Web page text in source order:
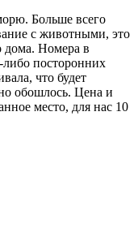
Больше всего
с животными, это
дома. Номера в
либо посторонних
что будет
обошлось. Цена и
место, для нас 10